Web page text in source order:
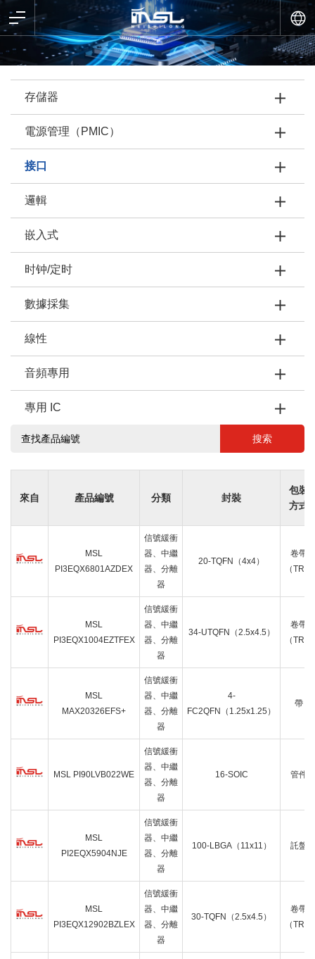
存儲器
電源管理（PMIC）
接口
邏輯
嵌入式
时钟/定时
數據採集
線性
音頻專用
專用 IC
搜索
來自 產品編號 分類 封裝
包裝
方式
MSL
PI3EQX6801AZDEX
信號緩衝
器、中繼
器、分離
器
20-TQFN（4x4）
卷帶
（TR）
MSL
PI3EQX1004EZTFEX
信號緩衝
器、中繼
器、分離
器
34-UTQFN（2.5x4.5）
卷帶
（TR）
MSL
MAX20326EFS+
信號緩衝
器、中繼
器、分離
器
4-
FC2QFN（1.25x1.25）
帶
MSL PI90LVB022WE
信號緩衝
器、中繼
器、分離
器
16-SOIC 管件
MSL
PI2EQX5904NJE
信號緩衝
器、中繼
器、分離
器
100-LBGA（11x11） 託盤
MSL
PI3EQX12902BZLEX
信號緩衝
器、中繼
器、分離
器
30-TQFN（2.5x4.5）
卷帶
（TR）